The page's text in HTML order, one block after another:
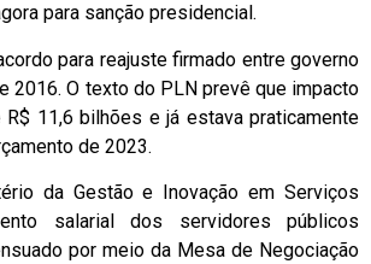
para sanção presidencial.
para reajuste firmado entre governo
2016. O texto do PLN prevê que impacto
11,6 bilhões e já estava praticamente
de 2023.
da Gestão e Inovação em Serviços
salarial dos servidores públicos
por meio da Mesa de Negociação